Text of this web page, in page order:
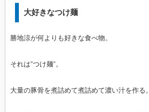
大好きなつけ麺
勝地涼が何よりも好きな食べ物。
それは”つけ麺”。
大量の豚骨を煮詰めて煮詰めて濃い汁を作る。